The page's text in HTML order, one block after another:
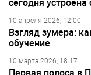
сегодня
10 апреля 2026, 12:00
Взгляд зумера:
обучение
10 марта 2026, 18:17